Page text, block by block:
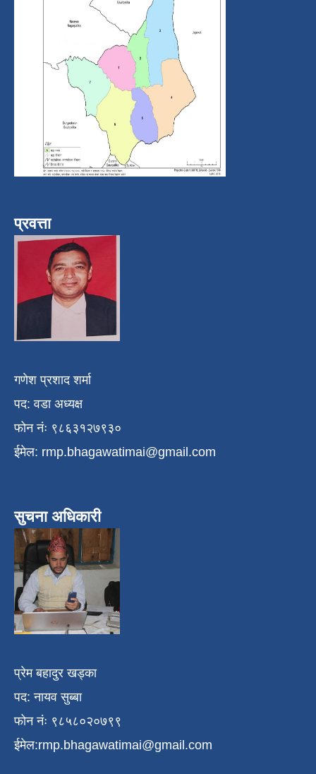
प्रवत्ता
गणेश प्रशाद शर्मा
पद: वडा अध्यक्ष
फोन नंः ९८६३१२७९३०
ईमेल: rmp.bhagawatimai@gmail.com
सुचना अधिकारी
प्रेम बहादुर खड्का
पद: नायव सुब्बा
फोन नंः ९८५८०२०७९९
ईमेल:rmp.bhagawatimai@gmail.com